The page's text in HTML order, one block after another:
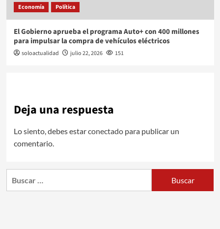
Economía Política
El Gobierno aprueba el programa Auto+ con 400 millones
para impulsar la compra de vehículos eléctricos
soloactualidad julio 22, 2026 151
Deja una respuesta
Lo siento, debes estarconectadopara publicar un
comentario.